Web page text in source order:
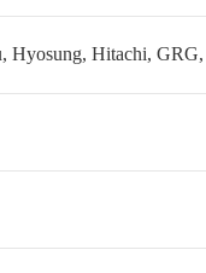
Hyosung, Hitachi,